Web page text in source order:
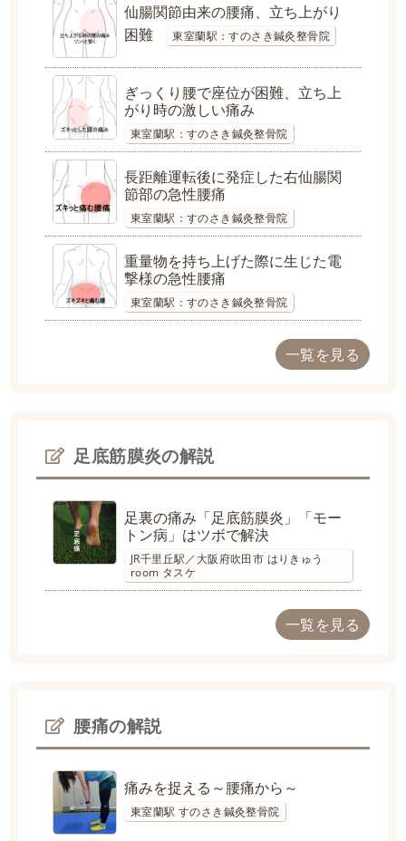
仙腸関節由来の腰痛、立ち上がり
困難
東室蘭駅：すのさき鍼灸整骨院
ぎっくり腰で座位が困難、立ち上
がり時の激しい痛み
東室蘭駅：すのさき鍼灸整骨院
長距離運転後に発症した右仙腸関
節部の急性腰痛
東室蘭駅：すのさき鍼灸整骨院
重量物を持ち上げた際に生じた電
撃様の急性腰痛
東室蘭駅：すのさき鍼灸整骨院
一覧を見る
足底筋膜炎の解説
足裏の痛み「足底筋膜炎」「モー
トン病」はツボで解決
JR千里丘駅／大阪府吹田市 はりきゅう
room タスケ
一覧を見る
腰痛の解説
痛みを捉える～腰痛から～
東室蘭駅 すのさき鍼灸整骨院